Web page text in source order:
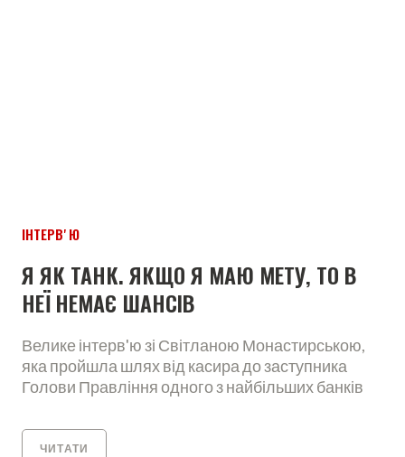
ІНТЕРВʼЮ
Я ЯК ТАНК. ЯКЩО Я МАЮ МЕТУ, ТО В
НЕЇ НЕМАЄ ШАНСІВ
Велике інтерв'ю зі Світланою Монастирською,
яка пройшла шлях від касира до заступника
Голови Правління одного з найбільших банків
ЧИТАТИ